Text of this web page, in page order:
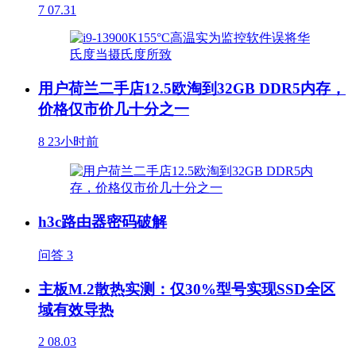
7 07.31
用户荷兰二手店12.5欧淘到32GB DDR5内存，
价格仅市价几十分之一
8 23小时前
h3c路由器密码破解
问答 3
主板M.2散热实测：仅30%型号实现SSD全区
域有效导热
2 08.03